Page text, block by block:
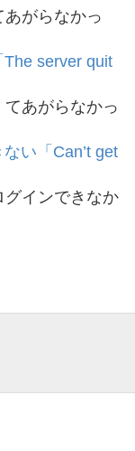
がらなかっ
server quit
あがらなかっ
い「Can’t get
グインできなか